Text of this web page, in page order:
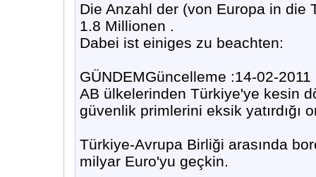
Die Anzahl der (von Europa in die
1.8 Millionen .
Dabei ist einiges zu beachten:
GÜNDEMGüncelleme :14-02-
AB ülkelerinden Türkiye'ye kesin
güvenlik primlerini eksik yatırdığı
Türkiye-Avrupa Birliği arasında
milyar Euro'yu geçkin.